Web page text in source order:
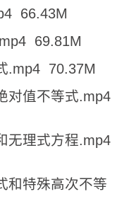
66.43M
69.81M
.mp4 70.37M
值不等式.mp4
理式方程.mp4
特殊高次不等